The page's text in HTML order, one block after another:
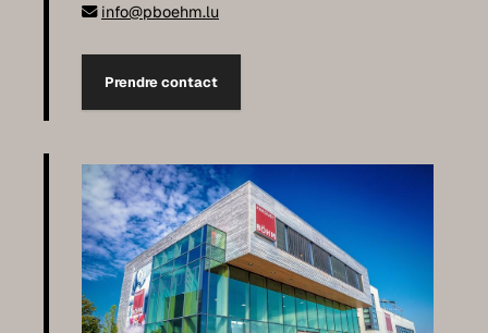
info@pboehm.lu
Prendre contact